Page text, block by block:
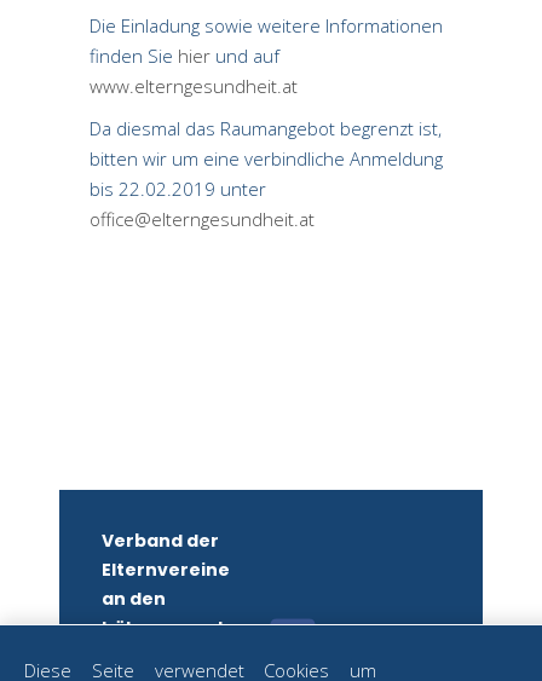
Die Einladung sowie weitere Informationen
finden Sie hier und auf
www.elterngesundheit.at
Da diesmal das Raumangebot begrenzt ist,
bitten wir um eine verbindliche Anmeldung
bis 22.02.2019 unter
office@elterngesundheit.at
Verband der
Elternvereine
an den
höheren und
Diese Seite verwendet Cookies um